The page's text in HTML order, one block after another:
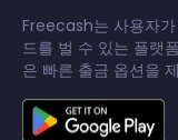
Freecash는 사용자가
드를 벌 수 있는 플랫
은 빠른 출금 옵션을